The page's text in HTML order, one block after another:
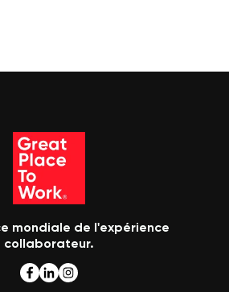
mondiale de l'expérience
collaborateur.